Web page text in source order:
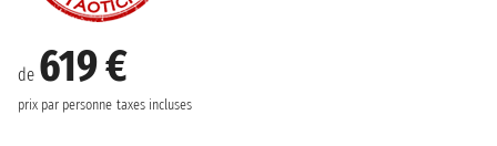
de 619 €
prix par personne taxes incluses